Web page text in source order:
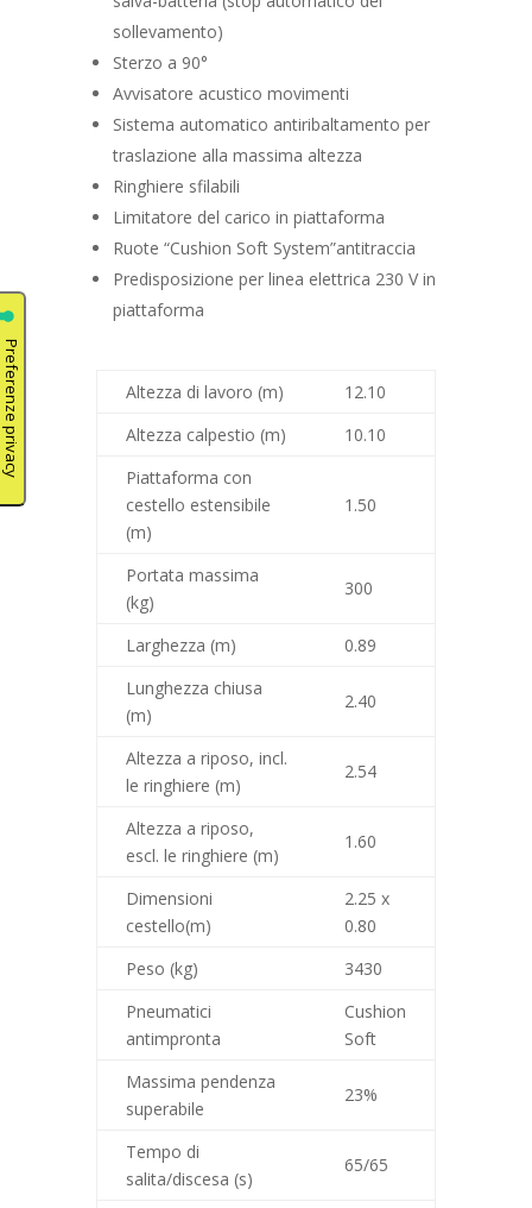
sollevamento)
Sterzo a 90°
Avvisatore acustico movimenti
Sistema automatico antiribaltamento per
traslazione alla massima altezza
Ringhiere sfilabili
Limitatore del carico in piattaforma
Ruote “Cushion Soft System”antitraccia
Predisposizione per linea elettrica 230 V in
piattaforma
Altezza di lavoro (m)
12.10
Altezza calpestio (m)
10.10
Piattaforma con
cestello estensibile
(m)
1.50
Portata massima
(kg)
300
Larghezza (m)
0.89
Lunghezza chiusa
(m)
2.40
Altezza a riposo, incl.
le ringhiere (m)
2.54
Altezza a riposo,
escl. le ringhiere (m)
1.60
Dimensioni
cestello(m)
2.25 x
0.80
Peso (kg)
3430
Pneumatici
antimpronta
Cushion
Soft
Massima pendenza
superabile
23%
Tempo di
salita/discesa (s)
65/65